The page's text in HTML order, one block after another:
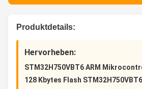
Produktdetails:
Hervorheben:
STM32H750VBT6 ARM
128 Kbytes Flash STM32H750VBT6